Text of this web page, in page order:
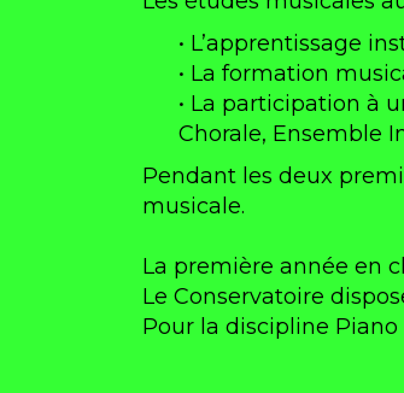
• L’apprentissage
• La formation
• La participation à
Chorale, Ensemble
Pendant les deux
musicale.
La première année en
Le Conservatoire
Pour la discipline